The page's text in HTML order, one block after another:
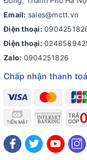
Email: sales@mctt.vn
Điện thoại:
Điện thoại:
Zalo: 0904251826
Chấp nhận thanh